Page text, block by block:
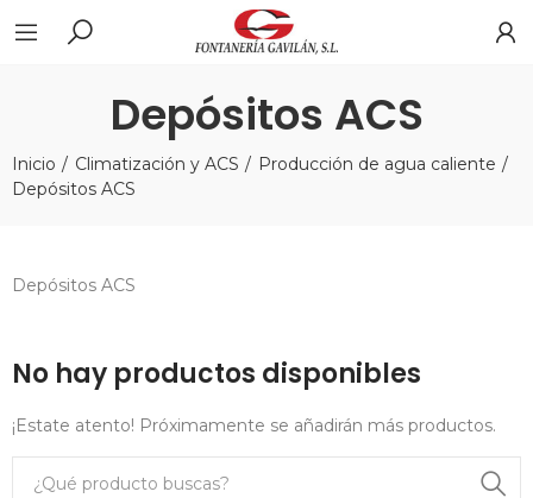
Depósitos ACS
Inicio Climatización y ACS
Producción de agua caliente
Depósitos ACS
Depósitos ACS
No hay productos disponibles
¡Estate atento! Próximamente se añadirán más productos.